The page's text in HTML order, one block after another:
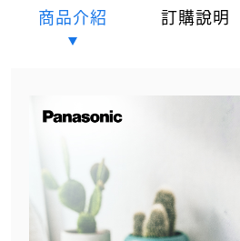
商品介紹 訂購說明